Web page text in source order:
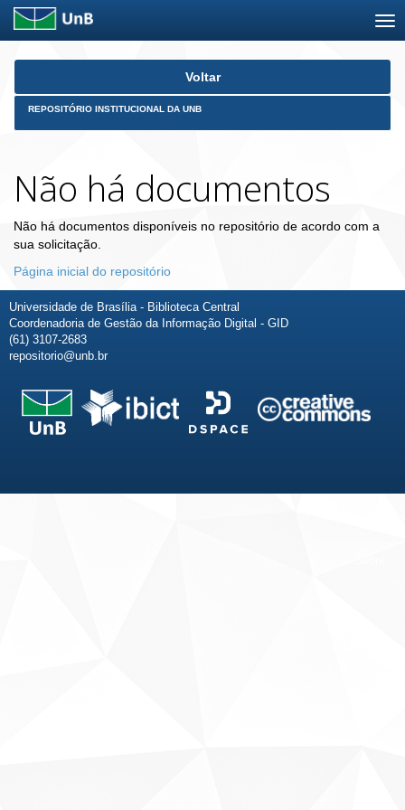
Skip
Voltar
REPOSITÓRIO INSTITUCIONAL DA UNB
Não há documentos
Não há documentos disponíveis no repositório de acordo com a
sua solicitação.
Página inicial do repositório
Universidade de Brasília - Biblioteca Central
Coordenadoria de Gestão da Informação Digital - GID
(61) 3107-2683
repositorio@unb.br